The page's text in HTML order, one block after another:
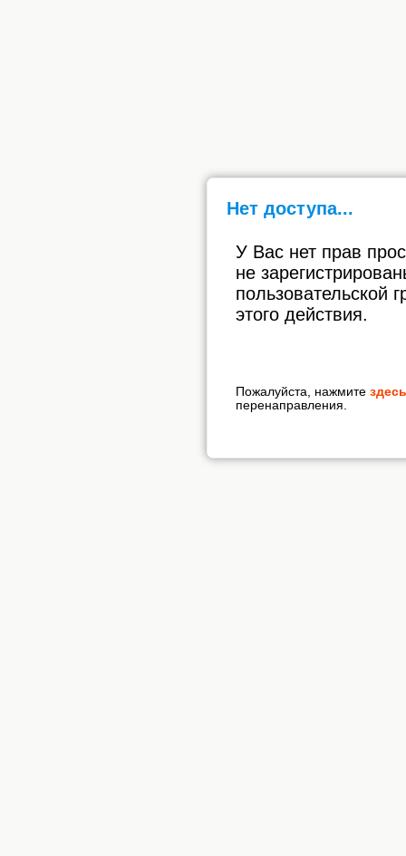
Нет доступа...
У Вас нет прав
не
пользовательской
этого действия.
Пожалуйста, нажмите здесь
перенаправления.